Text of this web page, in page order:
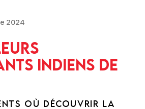
2024
indiens de
OÙ DÉCOUVRIR LA